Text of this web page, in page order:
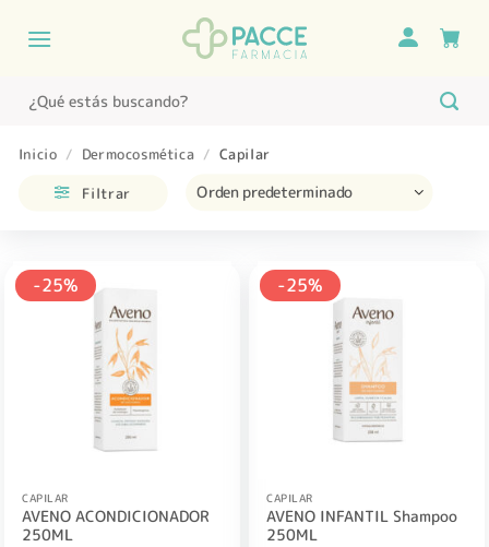
Buscar
por:
Inicio / Dermocosmética / Capilar
Filtrar
-25%
CAPILAR
AVENO ACONDICIONADOR
250ML
-25%
CAPILAR
AVENO INFANTIL Shampoo
250ML